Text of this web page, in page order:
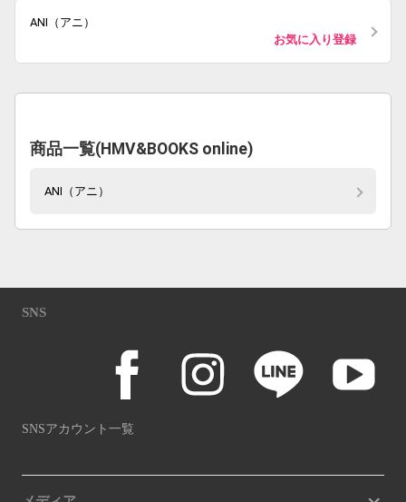
ANI（アニ）
お気に入り登録
商品一覧(HMV&BOOKS online)
ANI（アニ）
SNS
SNSアカウント一覧